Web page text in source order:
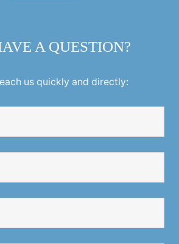
A QUESTION?
us quickly and directly: